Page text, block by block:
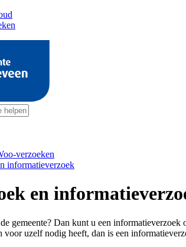
verzoeken
informatieverzoek
en
gemeente? Dan kunt u een
voor uzelf nodig heeft, dan is een